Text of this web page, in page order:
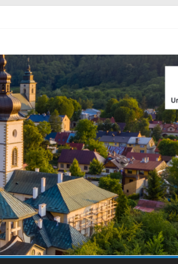
Grupa Teatralna” złożonej przez
przestrzennego Mostki”.